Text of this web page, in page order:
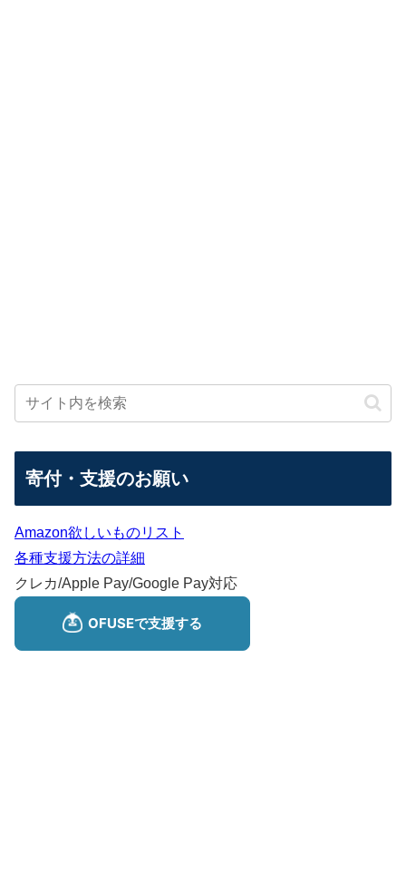
寄付・支援のお願い
Amazon欲しいものリスト
各種支援方法の詳細
クレカ/Apple Pay/Google Pay対応